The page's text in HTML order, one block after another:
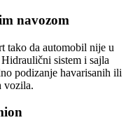
navozom
tako da automobil nije u
sistem i sajla
podizanje havarisanih ili
vozila.